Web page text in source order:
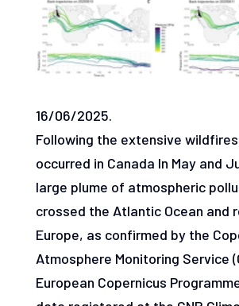
16/06/2025.
Following the extensive
occurred in Canada In May and
large plume of atmospheric
crossed the Atlantic Ocean and
Europe, as confirmed by the
Atmosphere Monitoring Service
European Copernicus